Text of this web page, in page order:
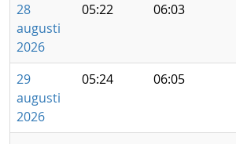
28
augusti
2026
05:22 06:03
29
augusti
2026
05:24 06:05